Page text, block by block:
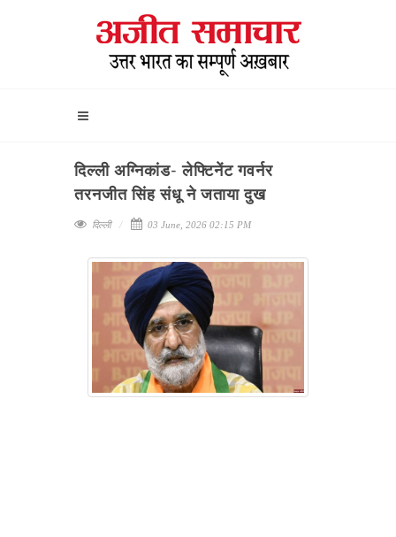
दिल्ली अग्निकांड- लेफ्टिनेंट गवर्नर
तरनजीत सिंह संधू ने जताया दुख
दिल्ली 03 June, 2026 02:15 PM